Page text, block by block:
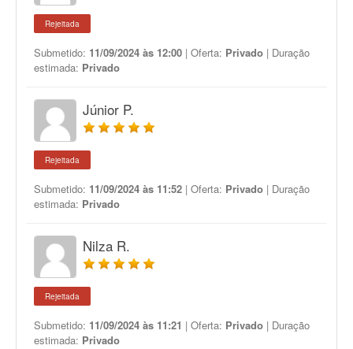
Rejeitada
Submetido: 11/09/2024 às 12:00 | Oferta: Privado | Duração
estimada: Privado
Júnior P.
Rejeitada
Submetido: 11/09/2024 às 11:52 | Oferta: Privado | Duração
estimada: Privado
Nilza R.
Rejeitada
Submetido: 11/09/2024 às 11:21 | Oferta: Privado | Duração
estimada: Privado